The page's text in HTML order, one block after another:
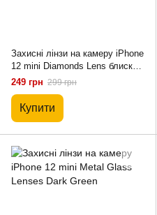
Захисні лінзи на камеру iPhone
12 mini Diamonds Lens блискучі
Light Purple
249 грн 299 грн
Купити